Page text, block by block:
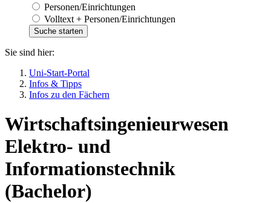
Personen/Einrichtungen
Volltext + Personen/Einrichtungen
Sie sind hier:
Uni-Start-Portal
Infos & Tipps
Infos zu den Fächern
Wirtschaftsingenieurwesen
Elektro- und
Informationstechnik
(Bachelor)